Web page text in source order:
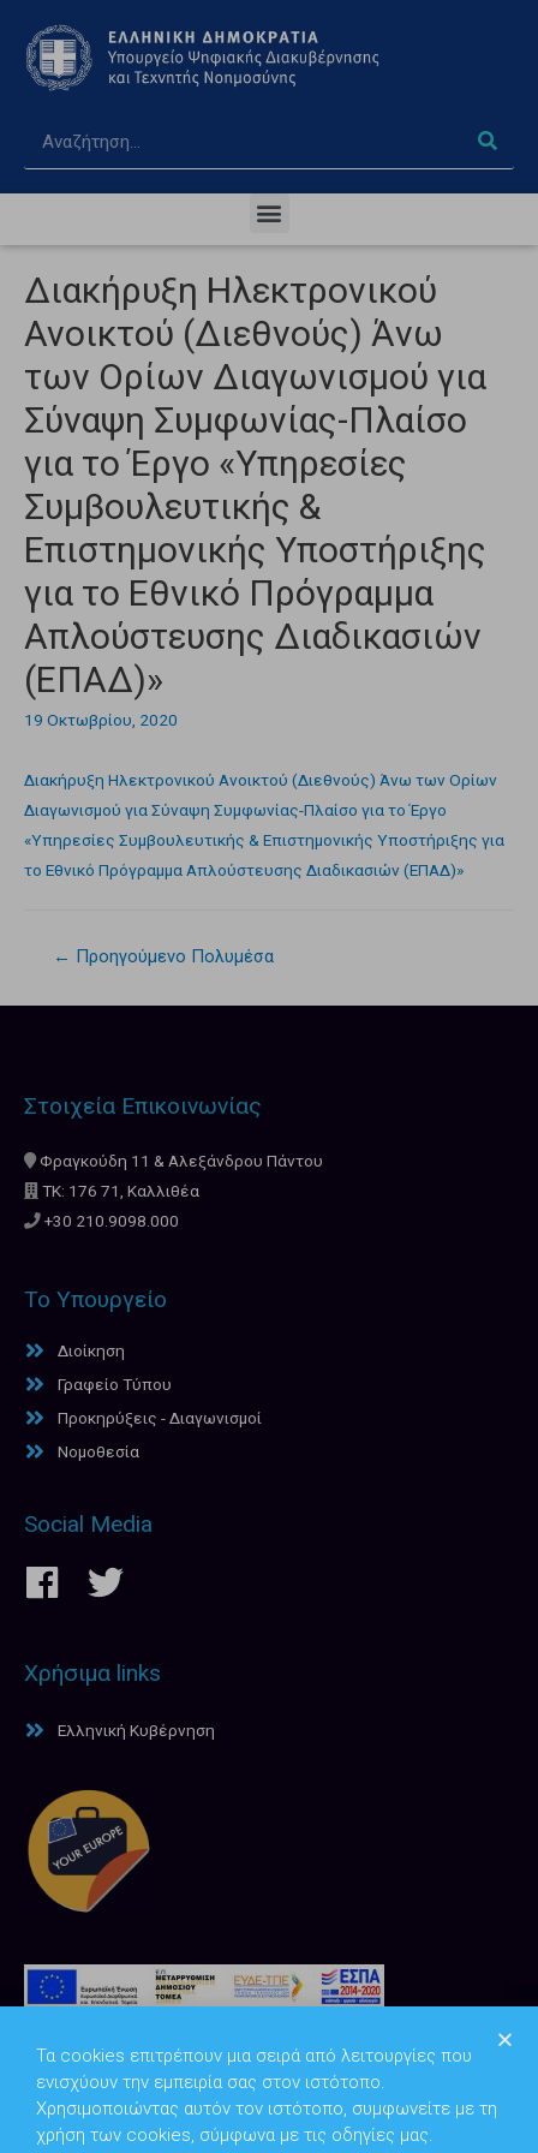
Διακήρυξη Ηλεκτρονικού
Ανοικτού (Διεθνούς) Άνω
των Ορίων Διαγωνισμού για
Σύναψη Συμφωνίας-Πλαίσο
για το Έργο «Υπηρεσίες
Συμβουλευτικής &
Επιστημονικής Υποστήριξης
για το Εθνικό Πρόγραμμα
Απλούστευσης Διαδικασιών
(ΕΠΑΔ)»
19 Οκτωβρίου, 2020
Διακήρυξη Ηλεκτρονικού Ανοικτού (Διεθνούς) Άνω των Ορίων
Διαγωνισμού για Σύναψη Συμφωνίας-Πλαίσο για το Έργο
«Υπηρεσίες Συμβουλευτικής & Επιστημονικής Υποστήριξης για
το Εθνικό Πρόγραμμα Απλούστευσης Διαδικασιών (ΕΠΑΔ)»
← Προηγούμενο Πολυμέσα
Στοιχεία Επικοινωνίας
Φραγκούδη 11 & Αλεξάνδρου Πάντου
ΤΚ: 176 71, Καλλιθέα
+30 210.9098.000
Το Υπουργείο
Διοίκηση
Γραφείο Τύπου
Προκηρύξεις - Διαγωνισμοί
Νομοθεσία
Social Media
Χρήσιμα links
Ελληνική Κυβέρνηση
Τα cookies επιτρέπουν μια σειρά από λειτουργίες που
ενισχύουν την εμπειρία σας στον ιστότοπο.
Χρησιμοποιώντας αυτόν τον ιστότοπο, συμφωνείτε με τη
χρήση των cookies, σύμφωνα με τις οδηγίες μας.